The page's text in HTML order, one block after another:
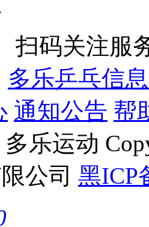
扫码关注服
多乐乒乓信
通知公告 帮
乐运动
公司 黑ICP